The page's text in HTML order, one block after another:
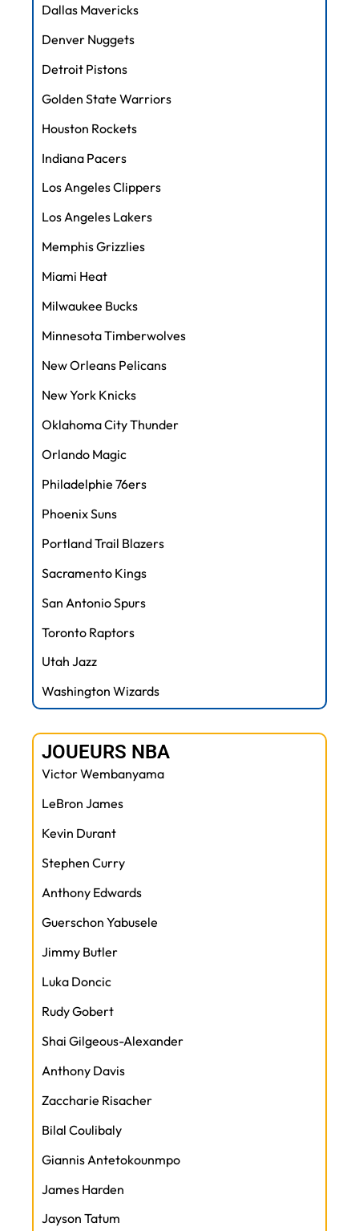
Dallas Mavericks
Denver Nuggets
Detroit Pistons
Golden State Warriors
Houston Rockets
Indiana Pacers
Los Angeles Clippers
Los Angeles Lakers
Memphis Grizzlies
Miami Heat
Milwaukee Bucks
Minnesota Timberwolves
New Orleans Pelicans
New York Knicks
Oklahoma City Thunder
Orlando Magic
Philadelphie 76ers
Phoenix Suns
Portland Trail Blazers
Sacramento Kings
San Antonio Spurs
Toronto Raptors
Utah Jazz
Washington Wizards
JOUEURS NBA
Victor Wembanyama
LeBron James
Kevin Durant
Stephen Curry
Anthony Edwards
Guerschon Yabusele
Jimmy Butler
Luka Doncic
Rudy Gobert
Shai Gilgeous-Alexander
Anthony Davis
Zaccharie Risacher
Bilal Coulibaly
Giannis Antetokounmpo
James Harden
Jayson Tatum